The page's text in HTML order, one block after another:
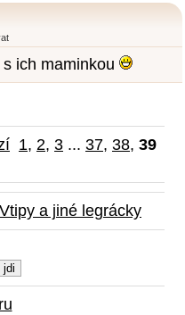
ich maminkou
1, 2, 3 ... 37, 38, 39
Vtipy a jiné legrácky